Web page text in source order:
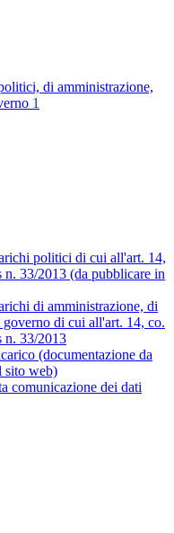
di amministrazione,
1
politici di cui all'art. 14,
n. 33/2013 (da pubblicare in
di amministrazione, di
di cui all'art. 14, co.
n. 33/2013
(documentazione da
sito web)
comunicazione dei dati